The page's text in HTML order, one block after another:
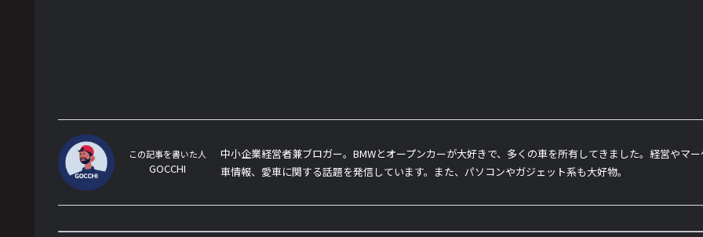
この記事を書いた人
GOCCHI
中小企業経営者兼ブロガー。BMWとオープンカーが大好きで、多くの車を所有してきました。経営やマ
車情報、愛車に関する話題を発信しています。また、パソコンやガジェット系も大好物。